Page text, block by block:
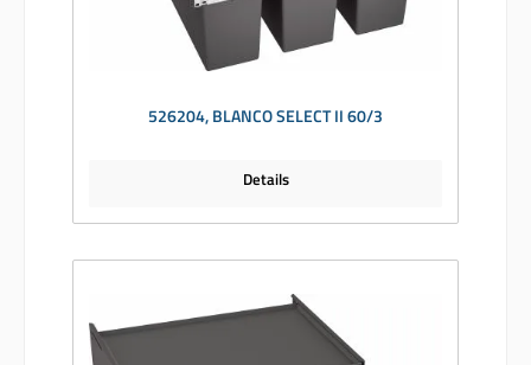
526204, BLANCO SELECT II 60/3
Details